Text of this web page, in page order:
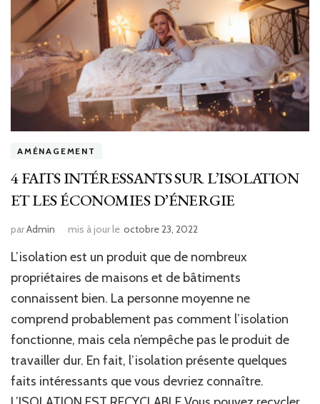
AMÉNAGEMENT
4 FAITS INTÉRESSANTS SUR L’ISOLATION
ET LES ÉCONOMIES D’ÉNERGIE
parAdmin mis à jour le octobre 23, 2022
L’isolation est un produit que de nombreux
propriétaires de maisons et de bâtiments
connaissent bien. La personne moyenne ne
comprend probablement pas comment l’isolation
fonctionne, mais cela n’empêche pas le produit de
travailler dur. En fait, l’isolation présente quelques
faits intéressants que vous devriez connaître.